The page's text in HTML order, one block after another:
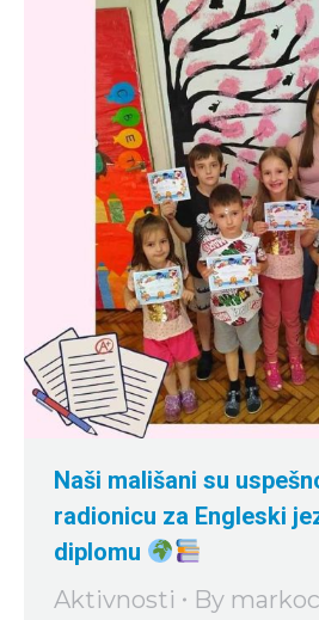
Naši mališani su
radionicu za Engleski
diplomu
Aktivnosti
By